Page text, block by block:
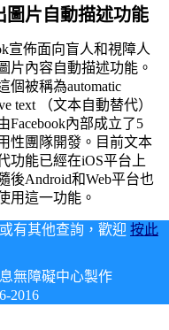
圖片自動描述功能
宣佈面向盲人和視障人
片內容自動描述功能。
個被稱為automatic
text （文本自動替代）
Facebook內部成立了5
性團隊開發。目前文本
功能已經在iOS平台上
後Android和Web平台也
用這一功能。
有其他查詢，歡迎 按此
無障礙中心製作
2016